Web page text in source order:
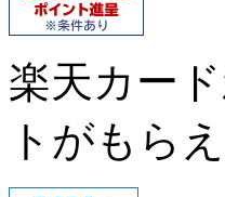
楽天カー
トがもら